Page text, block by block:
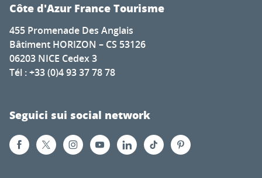
Côte d'Azur France Tourisme
455 Promenade Des Anglais
Bâtiment HORIZON – CS 53126
06203 NICE Cedex 3
Tél : +33 (0)4 93 37 78 78
Seguici sui social network